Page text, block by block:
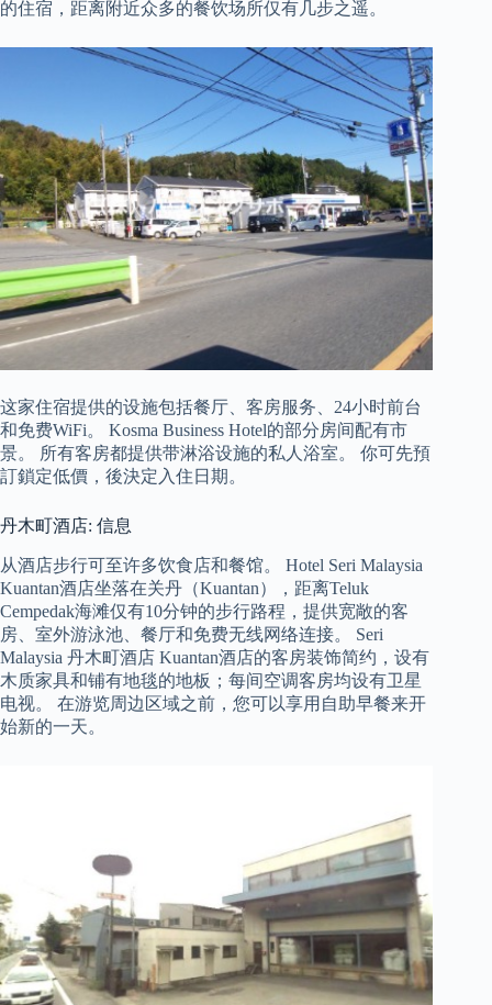
的住宿，距离附近众多的餐饮场所仅有几步之遥。
这家住宿提供的设施包括餐厅、客房服务、24小时前台
和免费WiFi。 Kosma Business Hotel的部分房间配有市
景。 所有客房都提供带淋浴设施的私人浴室。 你可先預
訂鎖定低價，後決定入住日期。
丹木町酒店: 信息
从酒店步行可至许多饮食店和餐馆。 Hotel Seri Malaysia
Kuantan酒店坐落在关丹（Kuantan），距离Teluk
Cempedak海滩仅有10分钟的步行路程，提供宽敞的客
房、室外游泳池、餐厅和免费无线网络连接。 Seri
Malaysia 丹木町酒店 Kuantan酒店的客房装饰简约，设有
木质家具和铺有地毯的地板；每间空调客房均设有卫星
电视。 在游览周边区域之前，您可以享用自助早餐来开
始新的一天。